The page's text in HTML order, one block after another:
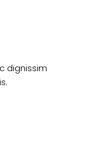
dignissim